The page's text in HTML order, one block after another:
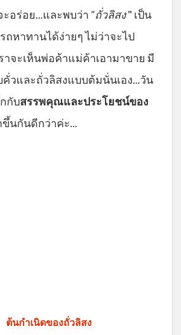
ะอร่อย...และพบว่า "ถั่วลิสง" เป็น
ถหาทานได้ง่ายๆ ไม่ว่าจะไป
าจะเห็นพ่อค้าแม่ค้าเอามาขาย มี
วและถั่วลิสงแบบต้มนั่นเอง...วัน
กับสรรพคุณและประโยชน์ของ
นกันดีกว่าค่ะ...
ต้นกำเนิดของถั่วลิสง